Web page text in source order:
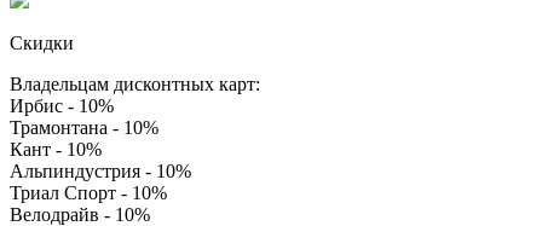
Скидки
Владельцам дисконтных карт:
Ирбис - 10%
Трамонтана - 10%
Кант - 10%
Альпиндустрия - 10%
Триал Спорт - 10%
Велодрайв - 10%